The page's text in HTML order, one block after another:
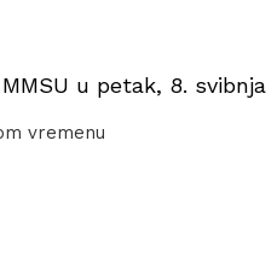
u petak, 8. svibnja
vremenu